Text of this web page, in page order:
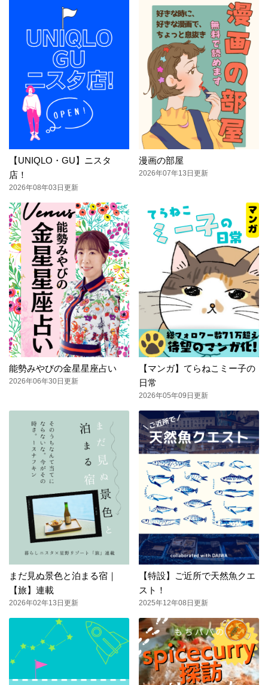
【UNIQLO・GU】ニスタ
店！
2026年08年03日更新
漫画の部屋
2026年07年13日更新
能勢みやびの金星星座占い
2026年06年30日更新
【マンガ】てらねこミー子の
日常
2026年05年09日更新
まだ見ぬ景色と泊まる宿｜
【旅】連載
2026年02年13日更新
【特設】ご近所で天然魚クエ
スト！
2025年12年08日更新